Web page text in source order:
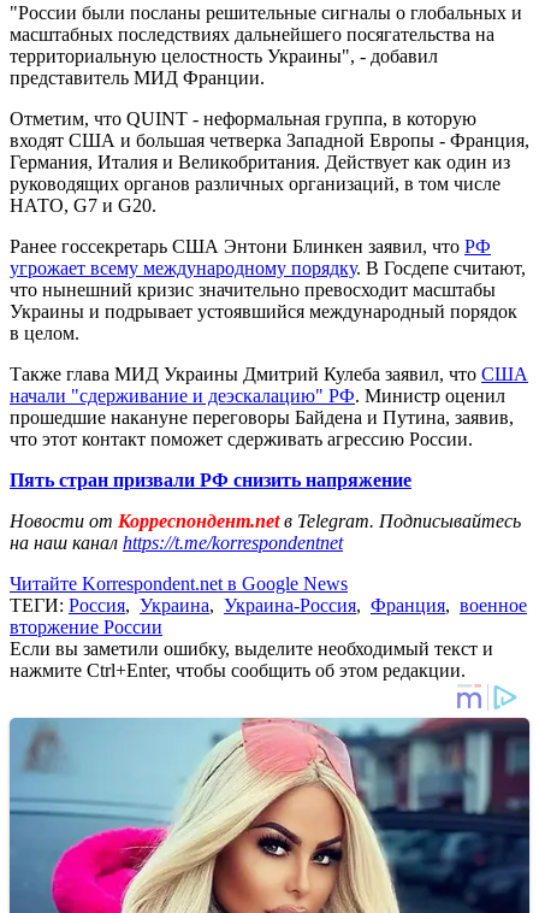
"России были посланы решительные сигналы о глобальных и
масштабных последствиях дальнейшего посягательства на
территориальную целостность Украины", - добавил
представитель МИД Франции.
Отметим, что QUINT - неформальная группа, в которую
входят США и большая четверка Западной Европы - Франция,
Германия, Италия и Великобритания. Действует как один из
руководящих органов различных организаций, в том числе
НАТО, G7 и G20.
Ранее госсекретарь США Энтони Блинкен заявил, что РФ
угрожает всему международному порядку. В Госдепе считают,
что нынешний кризис значительно превосходит масштабы
Украины и подрывает устоявшийся международный порядок
в целом.
Также глава МИД Украины Дмитрий Кулеба заявил, что США
начали "сдерживание и деэскалацию" РФ. Министр оценил
прошедшие накануне переговоры Байдена и Путина, заявив,
что этот контакт поможет сдерживать агрессию России.
Пять стран призвали РФ снизить напряжение
Новости от Корреспондент.netв Telegram. Подписывайтесь
на наш канал https://t.me/korrespondentnet
Читайте Korrespondent.net в Google News
ТЕГИ: Россия, Украина, Украина-Россия, Франция, военное
вторжение России
Если вы заметили ошибку, выделите необходимый текст и
нажмите Ctrl+Enter, чтобы сообщить об этом редакции.